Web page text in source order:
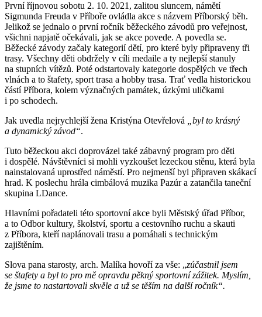
První říjnovou sobotu 2. 10. 2021, zalitou sluncem, námětí
Sigmunda Freuda v Příboře ovládla akce s názvem Příborský běh.
Jelikož se jednalo o první ročník běžeckého závodů pro veřejnost,
všichni napjatě očekávali, jak se akce povede. A povedla se.
Běžecké závody začaly kategorií dětí, pro které byly připraveny tři
trasy. Všechny děti obdržely v cíli medaile a ty nejlepší stanuly
na stupních vítězů. Poté odstartovaly kategorie dospělých ve třech
vlnách a to štafety, sport trasa a hobby trasa. Trať vedla historickou
částí Příbora, kolem význačných památek, úzkými uličkami
i po schodech.
Jak uvedla nejrychlejší žena Kristýna Otevřelová
„byl to krásný
a dynamický závod“.
Tuto běžeckou akci doprovázel také zábavný program pro děti
i dospělé. Návštěvníci si mohli vyzkoušet lezeckou stěnu, která byla
nainstalovaná uprostřed náměstí. Pro nejmenší byl připraven skákací
hrad. K poslechu hrála cimbálová muzika Pazúr a zatančila taneční
skupina LDance.
Hlavními pořadateli této sportovní akce byli Městský úřad Příbor,
a to Odbor kultury, školství, sportu a cestovního ruchu a skauti
z Příbora, kteří naplánovali trasu a pomáhali s technickým
zajištěním.
Slova pana starosty, arch. Malíka hovoří za vše: „zúčastnil jsem
se štafety a byl to pro mě opravdu pěkný sportovní zážitek. Myslím,
že jsme to nastartovali skvěle a už se těším na další ročník“.